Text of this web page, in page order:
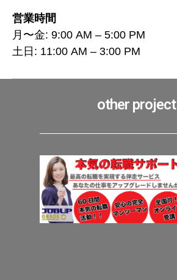
営業時間
月〜金: 9:00 AM – 5:00 PM
土日: 11:00 AM – 3:00 PM
other project